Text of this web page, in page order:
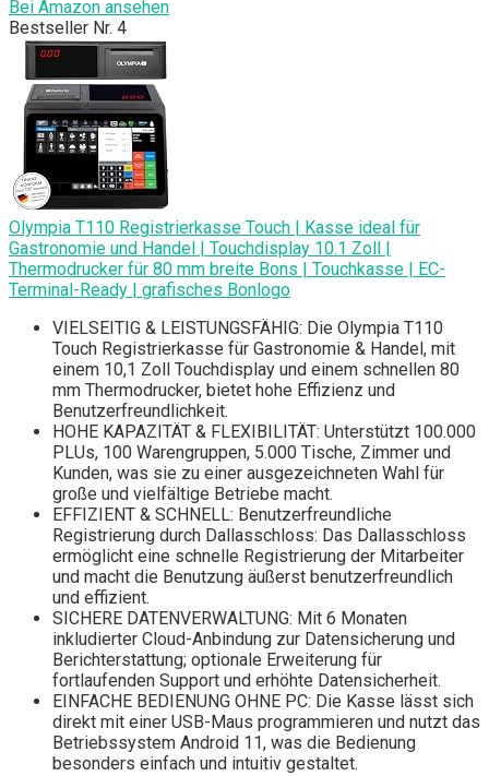
Bei Amazon ansehen
Bestseller Nr. 4
Olympia T110 Registrierkasse Touch | Kasse ideal für
Gastronomie und Handel | Touchdisplay 10.1 Zoll |
Thermodrucker für 80 mm breite Bons | Touchkasse | EC-
Terminal-Ready | grafisches Bonlogo
VIELSEITIG & LEISTUNGSFÄHIG: Die Olympia T110
Touch Registrierkasse für Gastronomie & Handel, mit
einem 10,1 Zoll Touchdisplay und einem schnellen 80
mm Thermodrucker, bietet hohe Effizienz und
Benutzerfreundlichkeit.
HOHE KAPAZITÄT & FLEXIBILITÄT: Unterstützt 100.000
PLUs, 100 Warengruppen, 5.000 Tische, Zimmer und
Kunden, was sie zu einer ausgezeichneten Wahl für
große und vielfältige Betriebe macht.
EFFIZIENT & SCHNELL: Benutzerfreundliche
Registrierung durch Dallasschloss: Das Dallasschloss
ermöglicht eine schnelle Registrierung der Mitarbeiter
und macht die Benutzung äußerst benutzerfreundlich
und effizient.
SICHERE DATENVERWALTUNG: Mit 6 Monaten
inkludierter Cloud-Anbindung zur Datensicherung und
Berichterstattung; optionale Erweiterung für
fortlaufenden Support und erhöhte Datensicherheit.
EINFACHE BEDIENUNG OHNE PC: Die Kasse lässt sich
direkt mit einer USB-Maus programmieren und nutzt das
Betriebssystem Android 11, was die Bedienung
besonders einfach und intuitiv gestaltet.